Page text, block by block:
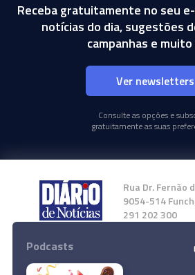
Receba gratuitamente no seu
notícias do dia, sugestões
campanhas e muito
Ver newsletters
Consulte as opções e
gratuitamente as suas
Rua Dr. Fernão
9054-514
291 202 300
Instale a nossa App
Podcasts